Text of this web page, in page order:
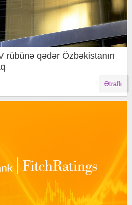
rübünə qədər Özbəkistanın
Ətraflı